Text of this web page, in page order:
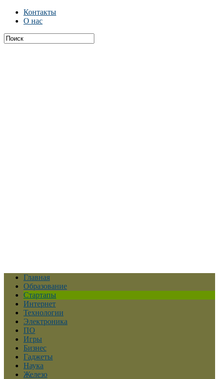
Контакты
О нас
Главная
Образование
Стартапы
Интернет
Технологии
Электроника
ПО
Игры
Бизнес
Гаджеты
Наука
Железо